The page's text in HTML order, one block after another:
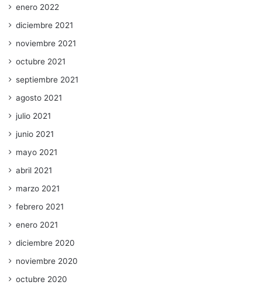
enero 2022
diciembre 2021
noviembre 2021
octubre 2021
septiembre 2021
agosto 2021
julio 2021
junio 2021
mayo 2021
abril 2021
marzo 2021
febrero 2021
enero 2021
diciembre 2020
noviembre 2020
octubre 2020